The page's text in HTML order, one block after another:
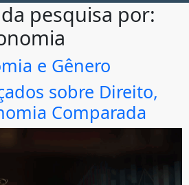
pesquisa por:
e Gênero
sobre Direito,
Comparada